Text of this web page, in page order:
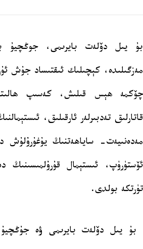
بۇ يىل دۆلەت بايرىمى، جوڭچيۇ
مەزگىلىدە، كېچىلىك ئىقتىساد جۇش
چۆكمە ھېس قىلىش، كەسىپ
قاتارلىق تەدبىرلەر ئارقىلىق،
مەدەنىيەت- ساياھەتنىڭ يۇغۇرۇلۇش
ئۆستۈرۈپ، ئىستېمال قۇرۇلمىسىنىڭ
تۈرتكە بولدى.
بۇ يىل دۆلەت بايرىمى ۋە